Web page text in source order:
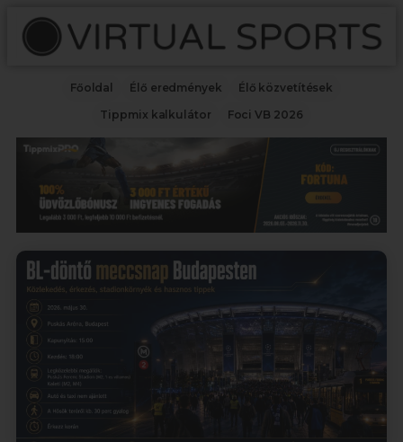
Főoldal Élő eredmények
Élő közvetítések
Tippmix kalkulátor
Foci VB 2026